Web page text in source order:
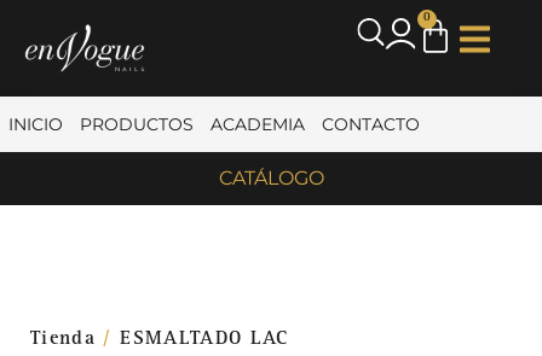
0
INICIO PRODUCTOS ACADEMIA CONTACTO
CATÁLOGO
Tienda /ESMALTADO LAC